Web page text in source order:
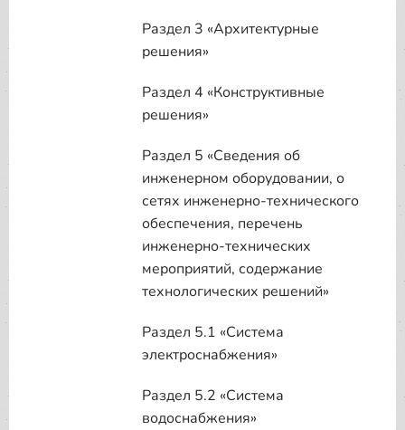
Раздел 3 «Архитектурные
решения»
Раздел 4 «Конструктивные
решения»
Раздел 5 «Сведения об
инженерном оборудовании, о
сетях инженерно-технического
обеспечения, перечень
инженерно-технических
мероприятий, содержание
технологических решений»
Раздел 5.1 «Система
электроснабжения»
Раздел 5.2 «Система
водоснабжения»